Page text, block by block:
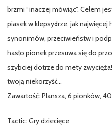
brzmi “inaczej mówiąc”. Celem
piasek w klepsydrze, jak najwięcej
synonimów, przeciwieństw i
hasło pionek przesuwa się do
szybciej dotrze do mety
twoją niekorzyść…
Zawartość: Plansza, 6 pionków,
Tactic: Gry dziecięce